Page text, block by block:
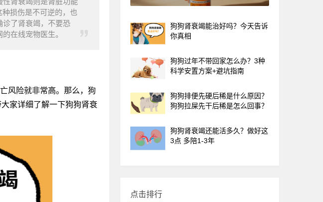
损伤是不可逆的，也
诊了肾衰竭，不要恐
在线宠物医生。
风险就非常高。那么，狗
家详细了解一下狗狗肾衰
狗狗肾衰竭能治好吗？今天告诉
你真相
狗狗过年不带回家怎么办？3种
科学安置方案+避坑指南
狗狗排便先硬后稀是什么原因？
狗狗拉屎先干后稀是怎么回事？
狗狗肾衰竭还能活多久？做好这
3点 多陪1-3年
点击排行